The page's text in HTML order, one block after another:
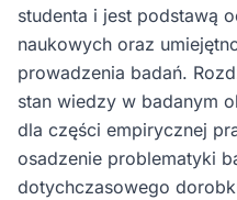
studenta i jest podstawą
naukowych oraz
prowadzenia badań.
stan wiedzy w badanym
dla części empirycznej
osadzenie problematyki
dotychczasowego